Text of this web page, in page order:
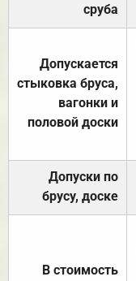
сруба
Допускается
стыковка бруса,
вагонки и
половой доски
Допуски по
брусу, доске
В стоимость